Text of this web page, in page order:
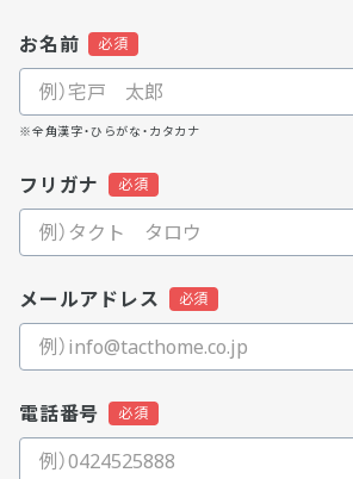
お名前
※全角漢字・ひらがな・カタカナ
フリガナ
メールアドレス
電話番号